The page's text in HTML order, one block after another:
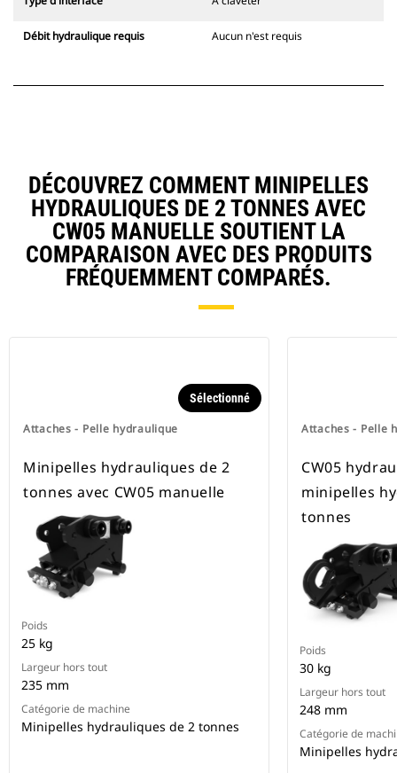
Débit hydraulique requis Aucun n'est requis
DÉCOUVREZ COMMENT MINIPELLES
HYDRAULIQUES DE 2 TONNES AVEC
CW05 MANUELLE SOUTIENT LA
COMPARAISON AVEC DES PRODUITS
FRÉQUEMMENT COMPARÉS.
Attaches - Pelle hydraulique
Sélectionné
Minipelles hydrauliques de 2
tonnes avec CW05 manuelle
Poids
25 kg
Largeur hors tout
235 mm
Catégorie de machine
Minipelles hydrauliques de 2 tonnes
Attaches - Pelle
CW05
minipelles
tonnes
Poids
30 kg
Largeur hors tout
248 mm
Catégorie de
Minipelles